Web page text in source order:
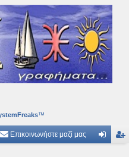
τα συναρπαστικά και όμορφα ταξίδια του
™
Επικοινωνήστε μαζί μας